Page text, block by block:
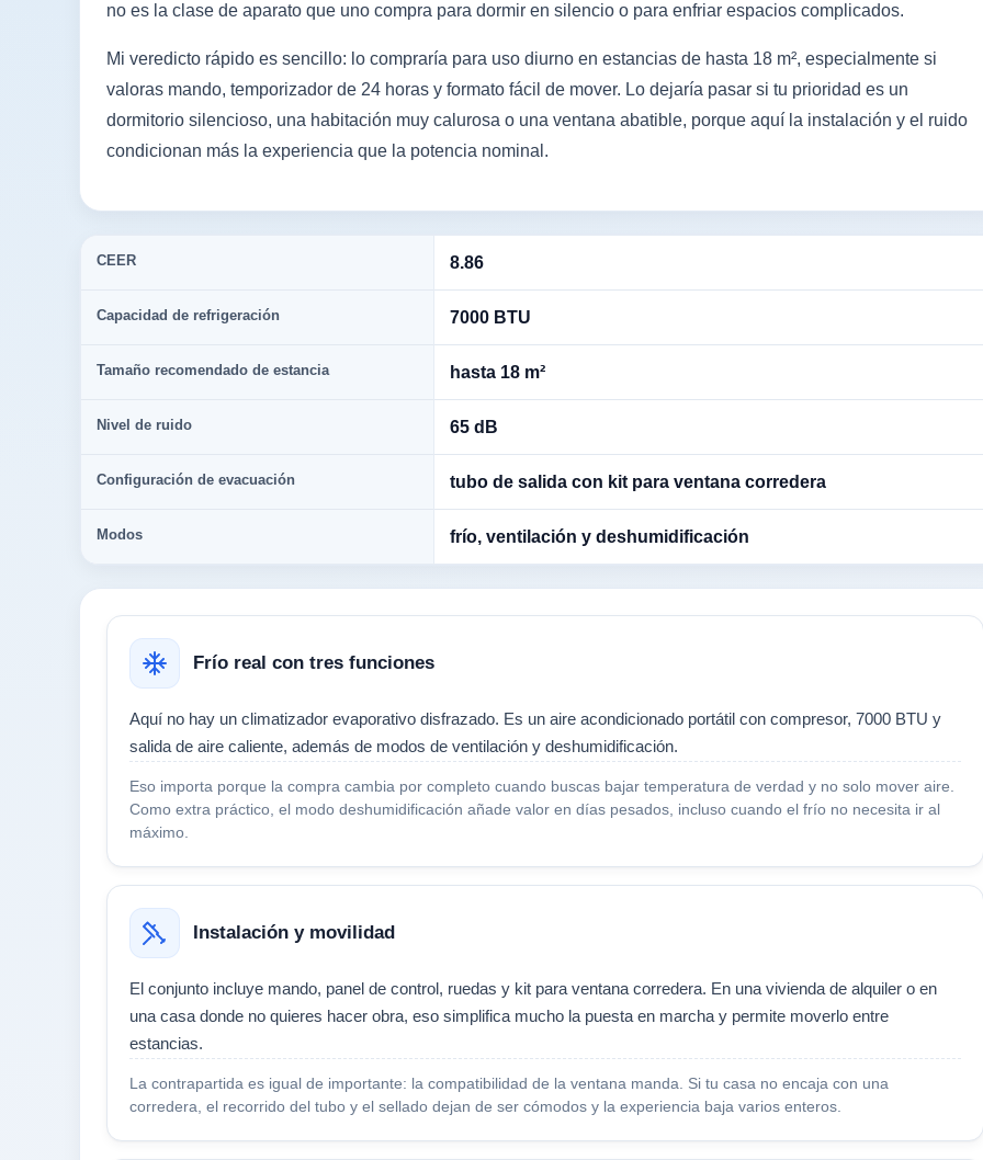
no es la clase de aparato que uno compra para dormir en silencio o para enfriar espacios complicados.
Mi veredicto rápido es sencillo: lo compraría para uso diurno en estancias de hasta 18 m², especialmente si
valoras mando, temporizador de 24 horas y formato fácil de mover. Lo dejaría pasar si tu prioridad es un
dormitorio silencioso, una habitación muy calurosa o una ventana abatible, porque aquí la instalación y el ruido
condicionan más la experiencia que la potencia nominal.
CEER 8.86
Capacidad de refrigeración 7000 BTU
Tamaño recomendado de estancia hasta 18 m²
Nivel de ruido 65 dB
Configuración de evacuación tubo de salida con kit para ventana corredera
Modos frío, ventilación y deshumidificación
Frío real con tres funciones
Aquí no hay un climatizador evaporativo disfrazado. Es un aire acondicionado portátil con compresor, 7000 BTU y
salida de aire caliente, además de modos de ventilación y deshumidificación.
Eso importa porque la compra cambia por completo cuando buscas bajar temperatura de verdad y no solo mover aire.
Como extra práctico, el modo deshumidificación añade valor en días pesados, incluso cuando el frío no necesita ir al
máximo.
Instalación y movilidad
El conjunto incluye mando, panel de control, ruedas y kit para ventana corredera. En una vivienda de alquiler o en
una casa donde no quieres hacer obra, eso simplifica mucho la puesta en marcha y permite moverlo entre
estancias.
La contrapartida es igual de importante: la compatibilidad de la ventana manda. Si tu casa no encaja con una
corredera, el recorrido del tubo y el sellado dejan de ser cómodos y la experiencia baja varios enteros.